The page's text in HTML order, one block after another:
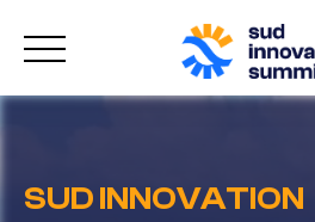
SUD INNOVATION